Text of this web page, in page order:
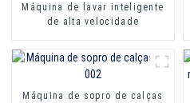
Máquina de lavar inteligente
de alta velocidade
Máquina de sopro de calças